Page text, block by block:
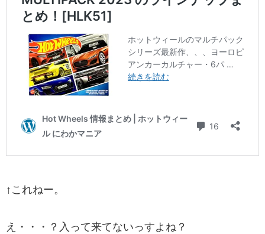
↑これねー。
え・・・？入って来てないっすよね？